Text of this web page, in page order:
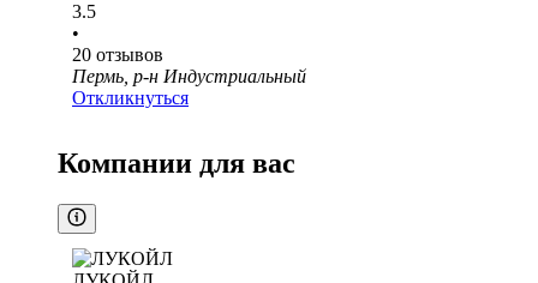
3.5
•
20 отзывов
Пермь, р-н Индустриальный
Откликнуться
Компании для вас